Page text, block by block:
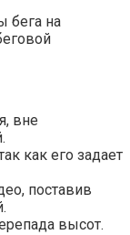
бега на
вне
как его задает
поставив
высот.